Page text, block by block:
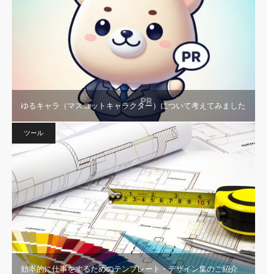
ゆるキャラ（マスコットキャラクター）について考えてみました
ツール
効率的に仕事をするためのテンプレート・デザイン集のご紹介